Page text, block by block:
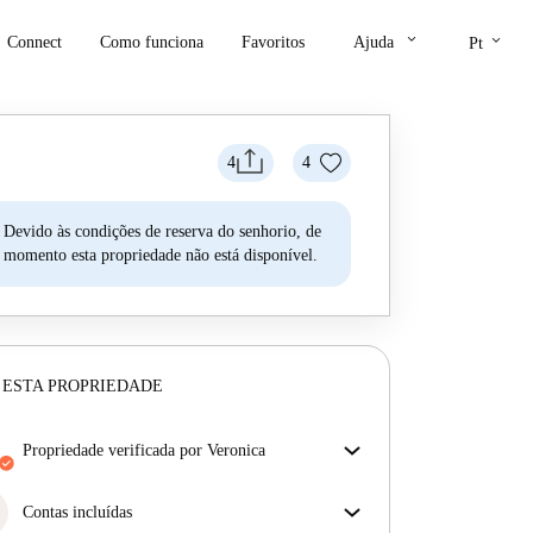
Connect Como funciona Favoritos Ajuda keyboard_arrow_down Pt keyboard_arrow_down
4 4
Devido às condições de reserva do senhorio, de
momento esta propriedade não está disponível.
PROPRIEDADE
propriedade verificada por Veronica
obtém exatamente o que vê no anúncio.
Contas incluídas